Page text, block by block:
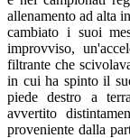
allenamento ad alta
cambiato i suoi
improvviso,
filtrante che
in cui ha spinto il
piede destro a
avvertito
proveniente dalla